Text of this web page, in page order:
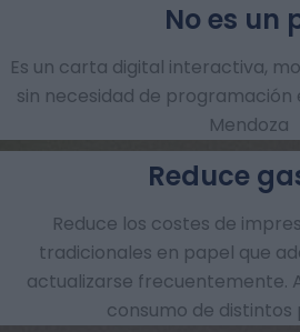
Es un carta digital interactiva,
sin necesidad de programación
Mendoza
No es un
Reduce los costes de
tradicionales en papel que
actualizarse frecuentemente.
consumo de distintos
Reduce